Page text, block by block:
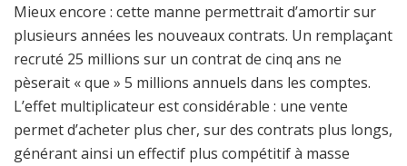
Mieux encore : cette manne permettrait d’amortir sur
plusieurs années les nouveaux contrats. Un remplaçant
recruté 25 millions sur un contrat de cinq ans ne
pèserait « que » 5 millions annuels dans les comptes.
L’effet multiplicateur est considérable : une vente
permet d’acheter plus cher, sur des contrats plus longs,
générant ainsi un effectif plus compétitif à masse